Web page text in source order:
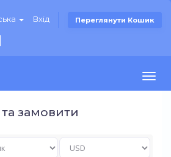
Вхід Переглянути Кошик
замовити